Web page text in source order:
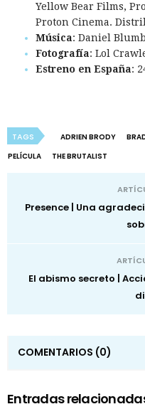
Yellow Bear Films,
Proton Cinema.
Música: Daniel
Fotografía: Lol
Estreno en España:
TAGS ADRIEN BRODY
PELÍCULA
THE BRUTALIST
Presence | Una
El abismo secreto |
COMENTARIOS (0)
Entradas